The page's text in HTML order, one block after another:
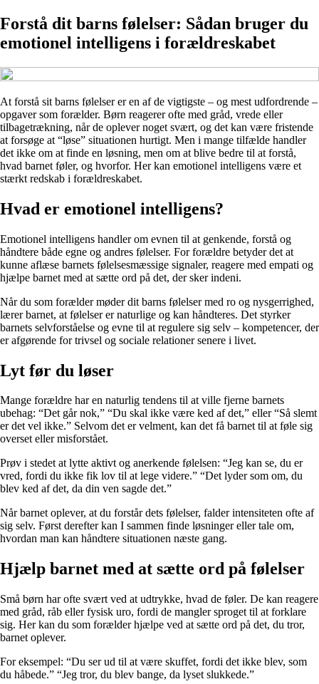
Forstå dit barns følelser: Sådan bruger du
emotionel intelligens i forældreskabet
At forstå sit barns følelser er en af de vigtigste – og mest udfordrende –
opgaver som forælder. Børn reagerer ofte med gråd, vrede eller
tilbagetrækning, når de oplever noget svært, og det kan være fristende
at forsøge at “løse” situationen hurtigt. Men i mange tilfælde handler
det ikke om at finde en løsning, men om at blive bedre til at forstå,
hvad barnet føler, og hvorfor. Her kan emotionel intelligens være et
stærkt redskab i forældreskabet.
Hvad er emotionel intelligens?
Emotionel intelligens handler om evnen til at genkende, forstå og
håndtere både egne og andres følelser. For forældre betyder det at
kunne aflæse barnets følelsesmæssige signaler, reagere med empati og
hjælpe barnet med at sætte ord på det, der sker indeni.
Når du som forælder møder dit barns følelser med ro og nysgerrighed,
lærer barnet, at følelser er naturlige og kan håndteres. Det styrker
barnets selvforståelse og evne til at regulere sig selv – kompetencer, der
er afgørende for trivsel og sociale relationer senere i livet.
Lyt før du løser
Mange forældre har en naturlig tendens til at ville fjerne barnets
ubehag: “Det går nok,” “Du skal ikke være ked af det,” eller “Så slemt
er det vel ikke.” Selvom det er velment, kan det få barnet til at føle sig
overset eller misforstået.
Prøv i stedet at lytte aktivt og anerkende følelsen: “Jeg kan se, du er
vred, fordi du ikke fik lov til at lege videre.” “Det lyder som om, du
blev ked af det, da din ven sagde det.”
Når barnet oplever, at du forstår dets følelser, falder intensiteten ofte af
sig selv. Først derefter kan I sammen finde løsninger eller tale om,
hvordan man kan håndtere situationen næste gang.
Hjælp barnet med at sætte ord på følelser
Små børn har ofte svært ved at udtrykke, hvad de føler. De kan reagere
med gråd, råb eller fysisk uro, fordi de mangler sproget til at forklare
sig. Her kan du som forælder hjælpe ved at sætte ord på det, du tror,
barnet oplever.
For eksempel: “Du ser ud til at være skuffet, fordi det ikke blev, som
du håbede.” “Jeg tror, du blev bange, da lyset slukkede.”